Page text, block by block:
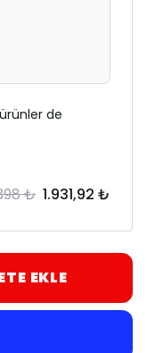
de
₺ 1.931,92 ₺
EKLE